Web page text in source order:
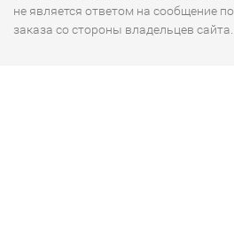
не является ответом на сообщение
заказа со стороны владельцев сайта.